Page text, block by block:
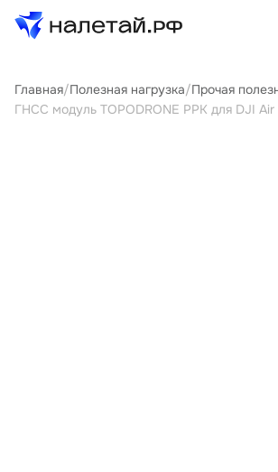
Товары
Главная/Полезная нагрузка/Прочая
ГНСС модуль TOPODRONE PPK для DJI Air